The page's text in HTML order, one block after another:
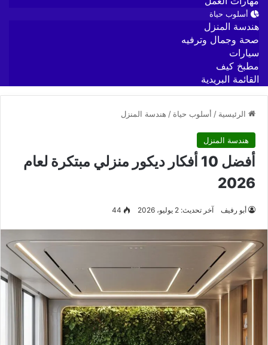
أسلوب حياة
هندسة المنزل
صحة وجمال وترفيه
سيارات
مطبخ كيف
القائمة البريدية
الرئيسية / أسلوب حياة / هندسة المنزل
هندسة المنزل
أفضل 10 أفكار ديكور منزلي مبتكرة لعام
2026
أبو رفيف آخر تحديث: 2 يوليو، 2026 44